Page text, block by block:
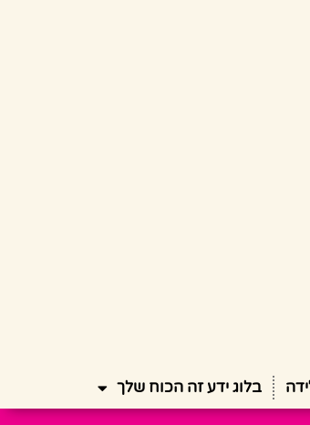
בלוג ידע זה הכוח שלך